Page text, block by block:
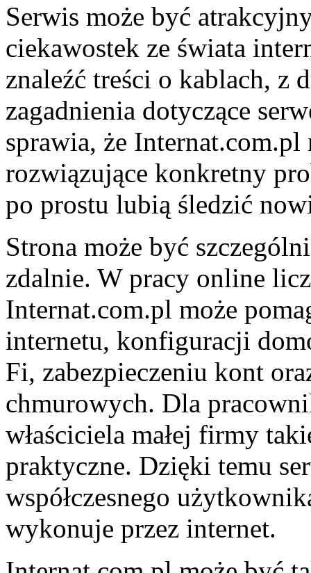
Serwis może być
ciekawostek ze świata
znaleźć treści o kablach, z
zagadnienia dotyczące
sprawia, że
rozwiązujące konkretny
po prostu lubią śledzić
Strona może być
zdalnie. W pracy online
Internat.com.pl może
internetu, konfiguracji
Fi, zabezpieczeniu kont
chmurowych. Dla
właściciela małej firmy
praktyczne. Dzięki temu
współczesnego
wykonuje przez internet.